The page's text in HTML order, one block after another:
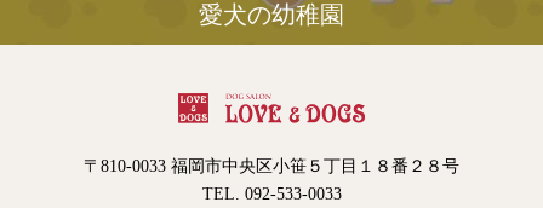
愛犬の幼稚園
〒810-0033 福岡市中央区小笹５丁目１８番２８号
TEL. 092-533-0033